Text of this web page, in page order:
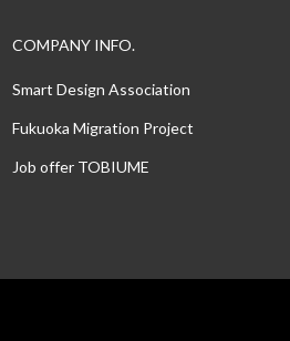
COMPANY INFO.
Smart Design Association
Fukuoka Migration Project
Job offer TOBIUME